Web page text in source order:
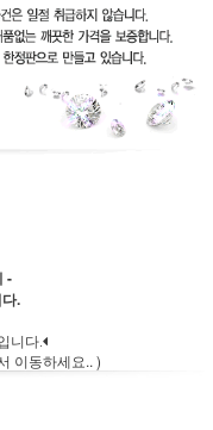
-
.
니다.
이동하세요.. )